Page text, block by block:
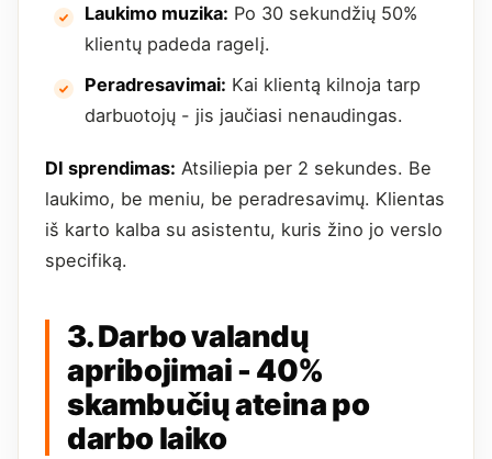
Laukimo muzika: Po 30 sekundžių 50%
klientų padeda ragelį.
Peradresavimai: Kai klientą kilnoja tarp
darbuotojų - jis jaučiasi nenaudingas.
DI sprendimas: Atsiliepia per 2 sekundes. Be
laukimo, be meniu, be peradresavimų. Klientas
iš karto kalba su asistentu, kuris žino jo verslo
specifiką.
3. Darbo valandų
apribojimai - 40%
skambučių ateina po
darbo laiko